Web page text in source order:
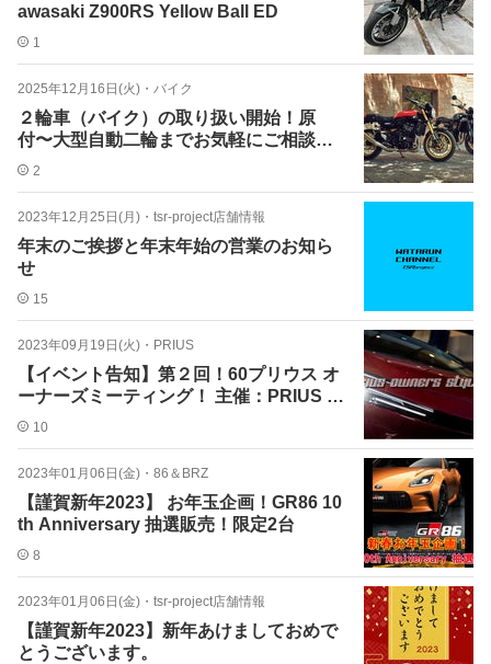
awasaki Z900RS Yellow Ball ED
1
2025年12月16日(火) ・ バイク
２輪車（バイク）の取り扱い開始！原
付〜大型自動二輪までお気軽にご相談く
ださい。
2
2023年12月25日(月) ・ tsr-project店舗情報
年末のご挨拶と年末年始の営業のお知ら
せ
15
2023年09月19日(火) ・ PRIUS
【イベント告知】第２回！60プリウス オ
ーナーズミーティング！ 主催：PRIUS O
WNERS
10
2023年01月06日(金) ・ 86＆BRZ
【謹賀新年2023】 お年玉企画！GR86 10
th Anniversary 抽選販売！限定2台
8
2023年01月06日(金) ・ tsr-project店舗情報
【謹賀新年2023】新年あけましておめで
とうございます。